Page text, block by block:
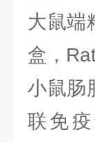
大鼠端
盒，
小鼠肠
联免